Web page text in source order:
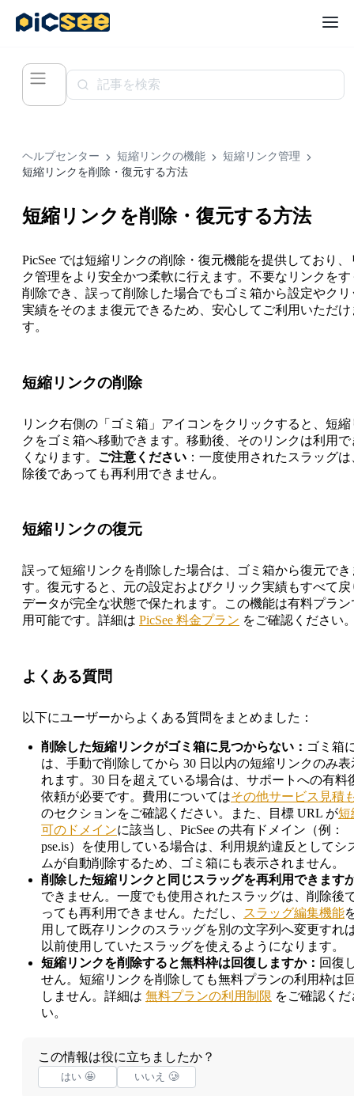
ヘルプセンター 短縮リンクの機能
短縮リンク管理
短縮リンクを削除・復元する方法
短縮リンクを削除・復元する方法
PicSee では短縮リンクの削除・復元機能を提供しており、
ク管理をより安全かつ柔軟に行えます。不要なリンクをす
削除でき、誤って削除した場合でもゴミ箱から設定やクリ
実績をそのまま復元できるため、安心してご利用いただけ
す。
短縮リンクの削除
リンク右側の「ゴミ箱」アイコンをクリックすると、短縮
クをゴミ箱へ移動できます。移動後、そのリンクは利用で
くなります。 ご注意ください ：一度使用されたスラッグ
除後であっても再利用できません。
短縮リンクの復元
誤って短縮リンクを削除した場合は、ゴミ箱から復元でき
す。復元すると、元の設定およびクリック実績もすべて戻
データが完全な状態で保たれます。この機能は有料プラン
用可能です。詳細は PicSee 料金プラン をご確認ください
よくある質問
以下にユーザーからよくある質問をまとめました：
削除した短縮リンクがゴミ箱に見つからない： ゴミ箱
は、手動で削除してから 30 日以内の短縮リンクのみ表
れます。30 日を超えている場合は、サポートへの有料
依頼が必要です。費用についてはその他サービス見積
のセクションをご確認ください。また、目標 URL が短
可のドメインに該当し、PicSee の共有ドメイン（例：
pse.is）を使用している場合は、利用規約違反としてシ
ムが自動削除するため、ゴミ箱にも表示されません。
削除した短縮リンクと同じスラッグを再利用できます
できません。一度でも使用されたスラッグは、削除後
っても再利用できません。ただし、
スラッグ編集機能
用して既存リンクのスラッグを別の文字列へ変更すれ
以前使用していたスラッグを使えるようになります。
短縮リンクを削除すると無料枠は回復しますか： 回復
せん。短縮リンクを削除しても無料プランの利用枠は
しません。詳細は 無料プランの利用制限 をご確認くだ
い。
この情報は役に立ちましたか？
はい 🤩 いいえ 🥲